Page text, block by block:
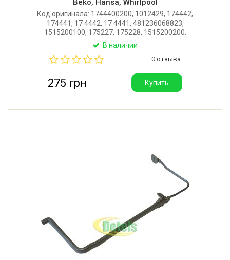
Beko, Hansa, Whirlpool
Код оригинала: 1744400200, 1012429, 174442,
174441, 17 4442, 17 4441, 481236068823,
1515200100, 175227, 175228, 1515200200.
Оригинальный нижний разбрызгиватель для
Bauknecht. Длина: 345 мм. Производитель: Турция.
В наличии
0 отзыва
275 грн Купить